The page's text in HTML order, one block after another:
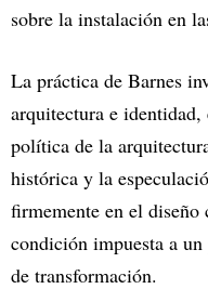
sobre la instalación en
La práctica de Barnes
arquitectura e
política de la
histórica y la
firmemente en el diseño
condición impuesta a
de transformación.